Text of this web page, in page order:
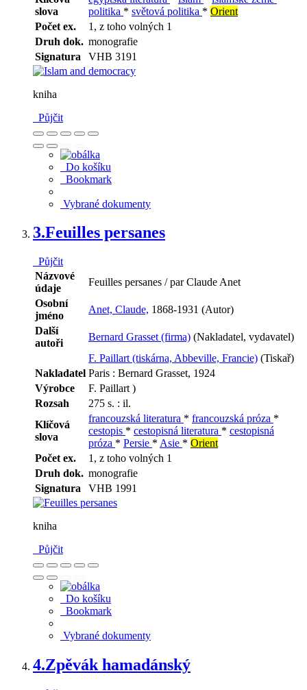
slova
politika * světová politika * Orient
Počet ex.
1, z toho volných 1
Druh dok. monografie
Signatura
VHB 3191
kniha
Půjčit
Do košíku
Bookmark
Vybrané dokumenty
3.Feuilles persanes
Půjčit
Názvové
údaje
Feuilles persanes / par Claude Anet
Osobní
jméno
Anet, Claude, 1868-1931 (Autor)
Další
autoři
Bernard Grasset (firma) (Nakladatel, vydavatel)
F. Paillart (tiskárna, Abbeville, Francie) (Tiskař)
Nakladatel Paris : Bernard Grasset, 1924
Výrobce
F. Paillart )
Rozsah
275 s. : il.
Klíčová
slova
francouzská literatura * francouzská próza *
cestopis * cestopisná literatura * cestopisná
próza * Persie * Asie * Orient
Počet ex.
1, z toho volných 1
Druh dok. monografie
Signatura
VHB 1991
kniha
Půjčit
Do košíku
Bookmark
Vybrané dokumenty
4.Zpěvák hamadánský